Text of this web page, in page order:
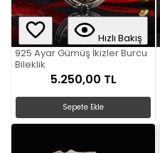
Hızlı Bakış
925 Ayar Gümüş İkizler Burcu
Bileklik
5.250,00 TL
Sepete Ekle